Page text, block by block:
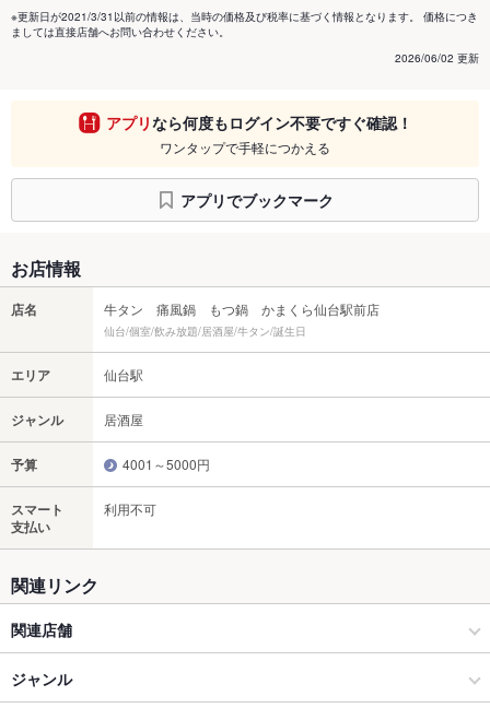
※更新日が2021/3/31以前の情報は、当時の価格及び税率に基づく情報となります。 価格につき
ましては直接店舗へお問い合わせください。
2026/06/02 更新
アプリなら何度もログイン不要ですぐ確認！
ワンタップで手軽につかえる
アプリでブックマーク
お店情報
店名 牛タン 痛風鍋 もつ鍋 かまくら仙台駅前店
仙台/個室/飲み放題/居酒屋/牛タン/誕生日
エリア 仙台駅
ジャンル 居酒屋
予算 4001～5000円
スマート
支払い
利用不可
関連リンク
関連店舗
かまくら
ジャンル